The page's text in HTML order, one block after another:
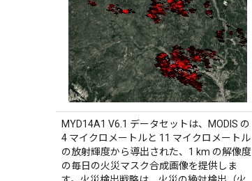
MYD14A1 V6.1 データセットは、MODIS の
4 マイクロメートルと 11 マイクロメートル
の放射輝度から導出された、1 km の解像度
の毎日の火災マスク合成画像を提供しま